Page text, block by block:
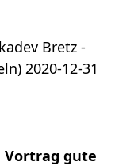
Bretz -
2020-12-31
Vortrag gute